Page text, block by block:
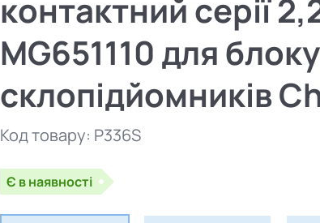
контактний серії
MG651110 для
склопідйомників
Код товару: P336S
Є в наявності